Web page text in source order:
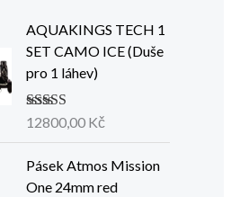
AQUAKINGS TECH 1
SET CAMO ICE (Duše
pro 1 láhev)
Hodnocení
12800,00 Kč
Pásek Atmos Mission
One 24mm red